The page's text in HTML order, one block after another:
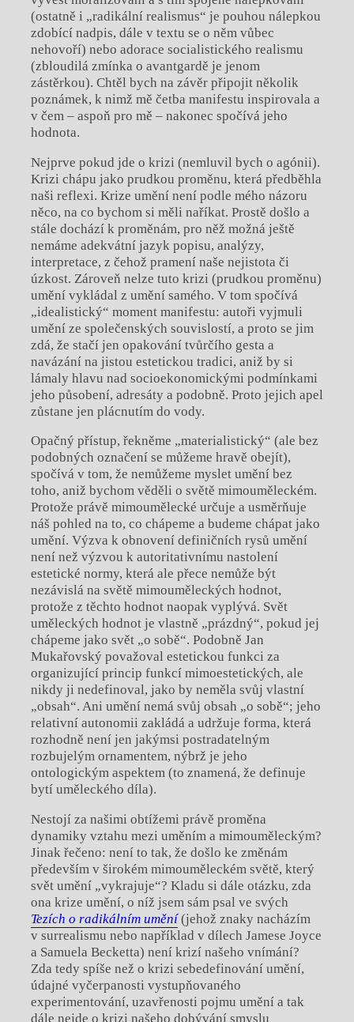
(ostatně i „radikální realismus“ je pouhou nálepkou
zdobící nadpis, dále v textu se o něm vůbec
nehovoří) nebo adorace socialistického realismu
(zbloudilá zmínka o avantgardě je jenom
zástěrkou). Chtěl bych na závěr připojit několik
poznámek, k nimž mě četba manifestu inspirovala a
v čem – aspoň pro mě – nakonec spočívá jeho
hodnota.
Nejprve pokud jde o krizi (nemluvil bych o agónii).
Krizi chápu jako prudkou proměnu, která předběhla
naši reflexi. Krize umění není podle mého názoru
něco, na co bychom si měli naříkat. Prostě došlo a
stále dochází k proměnám, pro něž možná ještě
nemáme adekvátní jazyk popisu, analýzy,
interpretace, z čehož pramení naše nejistota či
úzkost. Zároveň nelze tuto krizi (prudkou proměnu)
umění vykládal z umění samého. V tom spočívá
„idealistický“ moment manifestu: autoři vyjmuli
umění ze společenských souvislostí, a proto se jim
zdá, že stačí jen opakování tvůrčího gesta a
navázání na jistou estetickou tradici, aniž by si
lámaly hlavu nad socioekonomickými podmínkami
jeho působení, adresáty a podobně. Proto jejich apel
zůstane jen plácnutím do vody.
Opačný přístup, řekněme „materialistický“ (ale bez
podobných označení se můžeme hravě obejít),
spočívá v tom, že nemůžeme myslet umění bez
toho, aniž bychom věděli o světě mimouměleckém.
Protože právě mimoumělecké určuje a usměrňuje
náš pohled na to, co chápeme a budeme chápat jako
umění. Výzva k obnovení definičních rysů umění
není než výzvou k autoritativnímu nastolení
estetické normy, která ale přece nemůže být
nezávislá na světě mimouměleckých hodnot,
protože z těchto hodnot naopak vyplývá. Svět
uměleckých hodnot je vlastně „prázdný“, pokud jej
chápeme jako svět „o sobě“. Podobně Jan
Mukařovský považoval estetickou funkci za
organizující princip funkcí mimoestetických, ale
nikdy ji nedefinoval, jako by neměla svůj vlastní
„obsah“. Ani umění nemá svůj obsah „o sobě“; jeho
relativní autonomii zakládá a udržuje forma, která
rozhodně není jen jakýmsi postradatelným
rozbujelým ornamentem, nýbrž je jeho
ontologickým aspektem (to znamená, že definuje
bytí uměleckého díla).
Nestojí za našimi obtížemi právě proměna
dynamiky vztahu mezi uměním a mimouměleckým?
Jinak řečeno: není to tak, že došlo ke změnám
především v širokém mimouměleckém světě, který
svět umění „vykrajuje“? Kladu si dále otázku, zda
ona krize umění, o níž jsem sám psal ve svých
Tezích o radikálním umění(jehož znaky nacházím
v surrealismu nebo například v dílech Jamese Joyce
a Samuela Becketta) není krizí našeho vnímání?
Zda tedy spíše než o krizi sebedefinování umění,
údajné vyčerpanosti vystupňovaného
experimentování, uzavřenosti pojmu umění a tak
dále nejde o krizi našeho dobývání smyslu